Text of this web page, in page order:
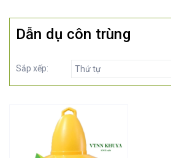
Dẫn dụ côn trùng
Sắp xếp: Thứ tự